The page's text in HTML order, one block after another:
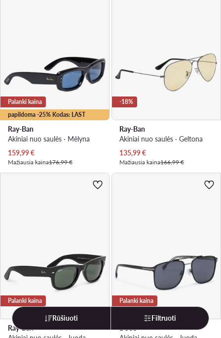
papildoma -25% Kodas: LAST
Palanki kaina
Ray-Ban
Akiniai nuo saulės · Mėlyna
Dabartinė kaina
159,99€
Mažiausia kaina176,99 €
-18%
Ray-Ban
Akiniai nuo saulės · Geltona
Dabartinė kaina
135,99€
Mažiausia kaina166,99 €
Palanki kaina
Ray-Ban
Palanki kaina
BOSS
Rūšiuoti Filtruoti